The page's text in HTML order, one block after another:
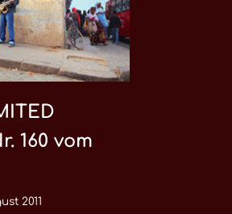
160 vom
2011